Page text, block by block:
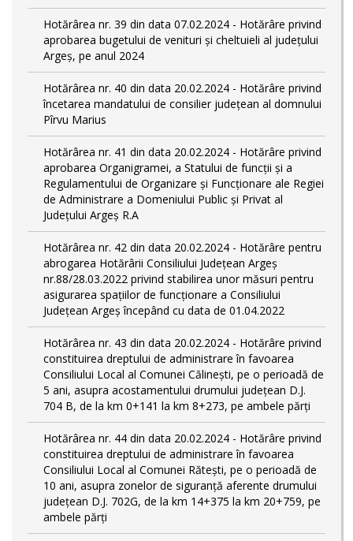
Hotărârea nr. 39 din data 07.02.2024 - Hotărâre privind
aprobarea bugetului de venituri și cheltuieli al județului
Argeș, pe anul 2024
Hotărârea nr. 40 din data 20.02.2024 - Hotărâre privind
încetarea mandatului de consilier județean al domnului
Pîrvu Marius
Hotărârea nr. 41 din data 20.02.2024 - Hotărâre privind
aprobarea Organigramei, a Statului de funcţii și a
Regulamentului de Organizare și Funcționare ale Regiei
de Administrare a Domeniului Public și Privat al
Județului Argeș R.A
Hotărârea nr. 42 din data 20.02.2024 - Hotărâre pentru
abrogarea Hotărârii Consiliului Județean Argeș
nr.88/28.03.2022 privind stabilirea unor măsuri pentru
asigurarea spațiilor de funcționare a Consiliului
Județean Argeș începând cu data de 01.04.2022
Hotărârea nr. 43 din data 20.02.2024 - Hotărâre privind
constituirea dreptului de administrare în favoarea
Consiliului Local al Comunei Călinești, pe o perioadă de
5 ani, asupra acostamentului drumului județean D.J.
704 B, de la km 0+141 la km 8+273, pe ambele părți
Hotărârea nr. 44 din data 20.02.2024 - Hotărâre privind
constituirea dreptului de administrare în favoarea
Consiliului Local al Comunei Rătești, pe o perioadă de
10 ani, asupra zonelor de siguranță aferente drumului
județean D.J. 702G, de la km 14+375 la km 20+759, pe
ambele părți